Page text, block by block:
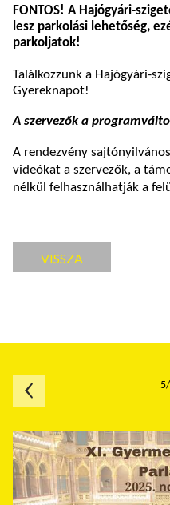
FONTOS! A Hajógyári-
lesz parkolási lehetőség,
parkoljatok!
Találkozzunk a Hajógyári-
Gyereknapot!
A szervezők a
A rendezvény
videókat a szervezők, a
nélkül felhasználhatják a
VISSZA